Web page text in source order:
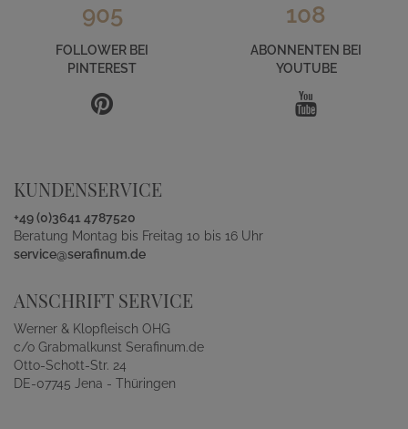
905
FOLLOWER BEI
PINTEREST
108
ABONNENTEN BEI
YOUTUBE
KUNDENSERVICE
+49 (0)3641 4787520
Beratung Montag bis Freitag 10 bis 16 Uhr
service@serafinum.de
ANSCHRIFT SERVICE
Werner & Klopfleisch OHG
c/o Grabmalkunst Serafinum.de
Otto-Schott-Str. 24
DE-07745 Jena - Thüringen